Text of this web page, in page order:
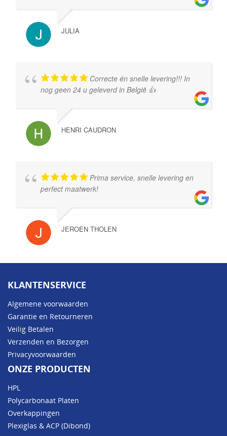
JULIA
Correcte én snelle levering!!! In
nog geen 24 u geleverd in België 👍
HENRI CAUDRON
Prima service, snelle levering en
perfect maatwerk!
JEROEN THOLEN
KLANTENSERVICE
Algemene voorwaarden
Garantie en Retourneren
Veilig Betalen
Verzenden en Bezorgen
Privacyvoorwaarden
ONZE PRODUCTEN
HPL
Polycarbonaat Platen
Overkappingen
Plexiglas & ACP (Dibond)